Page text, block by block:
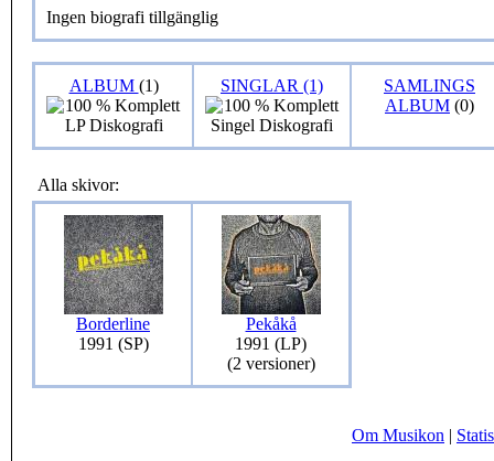
Ingen biografi tillgänglig
ALBUM (1) SINGLAR (1)
SAMLINGS
ALBUM (0)
Alla skivor:
Borderline
1991 (SP)
Pekåkå
1991 (LP)
(2 versioner)
Om Musikon |